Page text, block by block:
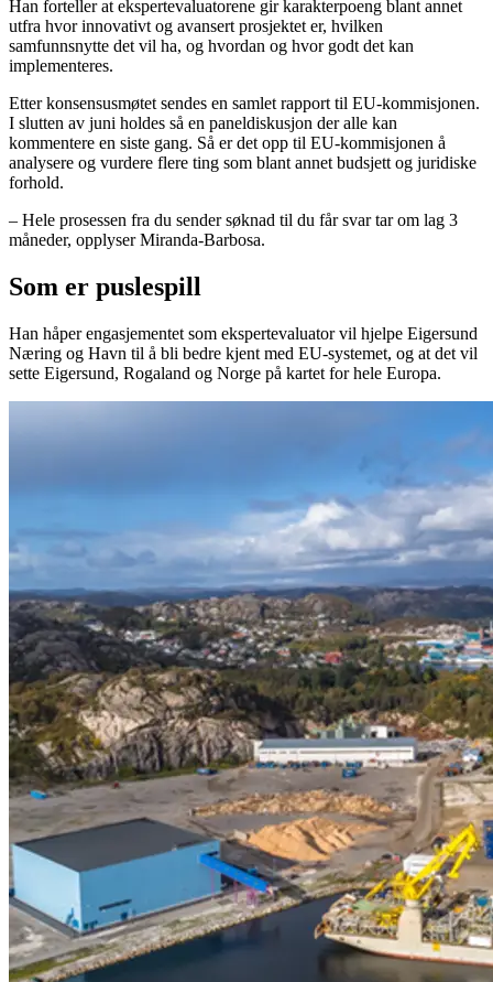
Han forteller at ekspertevaluatorene gir karakterpoeng blant annet
utfra hvor innovativt og avansert prosjektet er, hvilken
samfunnsnytte det vil ha, og hvordan og hvor godt det kan
implementeres.
Etter konsensusmøtet sendes en samlet rapport til EU-kommisjonen.
I slutten av juni holdes så en paneldiskusjon der alle kan
kommentere en siste gang. Så er det opp til EU-kommisjonen å
analysere og vurdere flere ting som blant annet budsjett og juridiske
forhold.
– Hele prosessen fra du sender søknad til du får svar tar om lag 3
måneder, opplyser Miranda-Barbosa.
Som er puslespill
Han håper engasjementet som ekspertevaluator vil hjelpe Eigersund
Næring og Havn til å bli bedre kjent med EU-systemet, og at det vil
sette Eigersund, Rogaland og Norge på kartet for hele Europa.